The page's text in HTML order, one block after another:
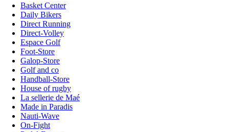
Basket Center
Daily Bikers
Direct Running
Direct-Volley
Espace Golf
Foot-Store
Galop-Store
Golf and co
Handball-Store
House of rugby
La sellerie de Maé
Made in Paradis
Nauti-Wave
On-Fight